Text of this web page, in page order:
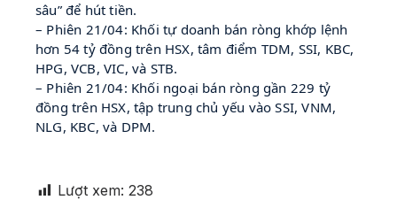
sâu” để hút tiền.
– Phiên 21/04: Khối tự doanh bán ròng khớp lệnh
hơn 54 tỷ đồng trên HSX, tâm điểm TDM, SSI, KBC,
HPG, VCB, VIC, và STB.
– Phiên 21/04: Khối ngoại bán ròng gần 229 tỷ
đồng trên HSX, tập trung chủ yếu vào SSI, VNM,
NLG, KBC, và DPM.
Lượt xem: 238